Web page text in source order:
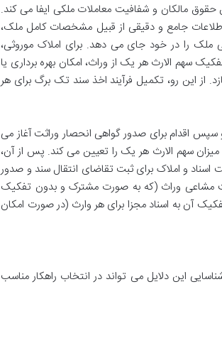
مالکان و شفافیت معاملات ملکی ایفا می کند.
جامع و دقیقی از قبیل مشخصات کامل ملک،
ملک را در خود جای می دهد. برای املاک موروثی،
سهم الارث هر یک از وراث، امکان بهره برداری یا
از این رو، تکمیل فرآیند اخذ سند تک برگ برای هر
اقدام برای صدور گواهی انحصار وراثت آغاز می
سهم الارث هر یک را تعیین می کند. پس از آن،
و املاک برای ثبت تقاضای انتقال سند و صدور
مشاعی وراث (که به صورت مشترک و بدون تفکیک
آن به اسناد مجزا برای هر وارث (در صورت امکان
این دلایل می تواند در انتخاب راهکار مناسب